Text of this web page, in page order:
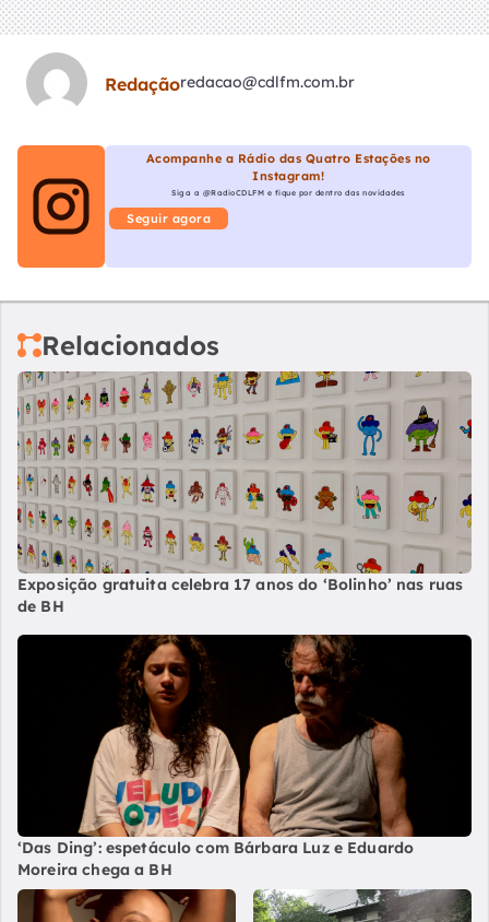
Redaçãoredacao@cdlfm.com.br
Acompanhe a Rádio das Quatro Estações no
Instagram!
Siga a @RadioCDLFM e fique por dentro das novidades
Seguir agora
Relacionados
Exposição gratuita celebra 17 anos do ‘Bolinho’ nas ruas
de BH
‘Das Ding’: espetáculo com Bárbara Luz e Eduardo
Moreira chega a BH